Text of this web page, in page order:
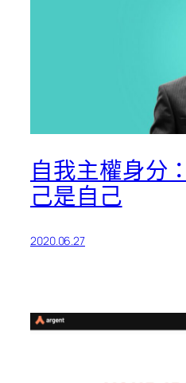
自我主權身分
己是自己
2020.06.27